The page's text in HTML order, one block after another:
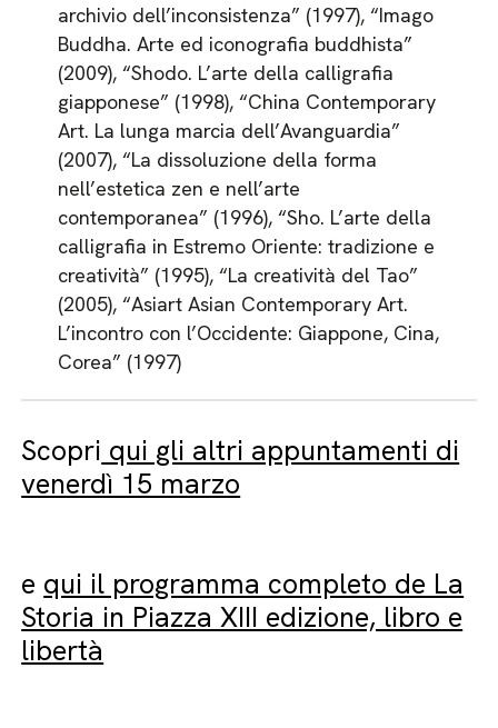
archivio dell’inconsistenza” (1997), “Imago
Buddha. Arte ed iconografia buddhista”
(2009), “Shodo. L’arte della calligrafia
giapponese” (1998), “China Contemporary
Art. La lunga marcia dell’Avanguardia”
(2007), “La dissoluzione della forma
nell’estetica zen e nell’arte
contemporanea” (1996), “Sho. L’arte della
calligrafia in Estremo Oriente: tradizione e
creatività” (1995), “La creatività del Tao”
(2005), “Asiart Asian Contemporary Art.
L’incontro con l’Occidente: Giappone, Cina,
Corea” (1997)
Scopri qui gli altri appuntamenti di
venerdì 15 marzo
e qui il programma completo de La
Storia in Piazza XIII edizione, libro e
libertà